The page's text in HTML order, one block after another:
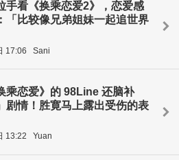
手看《换乘恋爱2》，恋爱感
「比较像兄弟姐妹一起追世界
17:06 Sani
乘恋爱》的 98Line 还脑补
剧情！胜寛马上露出受伤的表
13:22 Yuan